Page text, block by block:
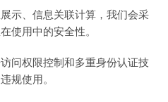
示、信息关联计算，我们会采
使用中的安全性。
问权限控制和多重身份认证技
规使用。